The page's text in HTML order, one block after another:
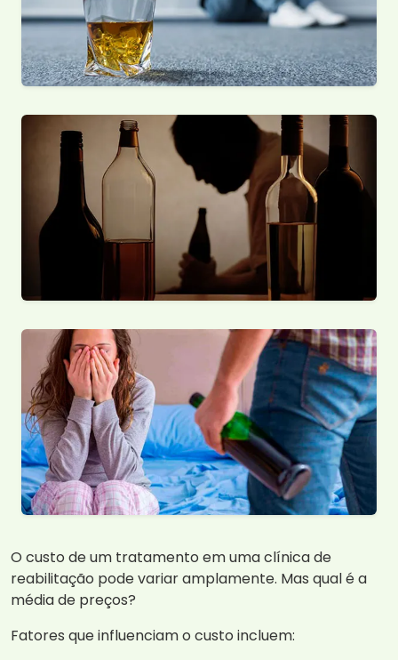
O custo de um tratamento em uma clínica de
reabilitação pode variar amplamente. Mas qual é a
média de preços?
Fatores que influenciam o custo incluem: